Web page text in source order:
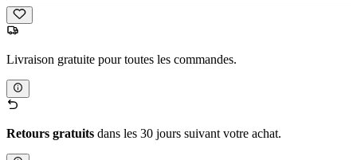
Livraison gratuite pour toutes les commandes.
Retours gratuits dans les 30 jours suivant votre achat.